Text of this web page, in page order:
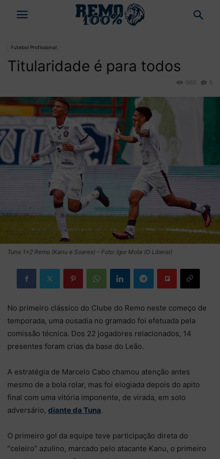
Futebol Profissional
Titularidade é para todos
5
669
Tuna 1×2 Remo (Kanu e Soares) – Foto: Igor Mota (O Liberal)
No primeiro clássico do Clube do Remo neste começo de
temporada, uma ousadia no gramado foi efetuada pela
comissão técnica. Dos 22 jogadores relacionados, 14
presentes foram crias da base do Leão.
A estratégia de Marcelo Cabo chamou atenção antes
mesmo de a bola rolar, mas foi elogiada depois do apito
final com uma vitória imponente, de virada, em solo
adversário, diante da Tuna.
O primeiro gol da equipe teve participação direta do
“celeiro” azulino, marcado pelo atacante Kanu, o primeiro